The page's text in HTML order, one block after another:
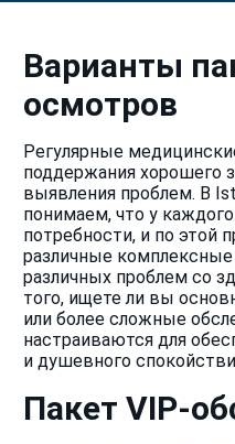
Варианты
осмотров
Регулярные
поддержания хорошего
выявления проблем. В
понимаем, что у
потребности, и по этой
различные
различных проблем со
того, ищете ли вы
или более сложные
настраиваются для
и душевного
Пакет VIP-